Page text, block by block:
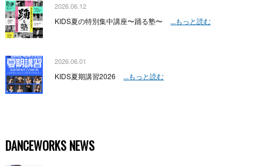
2026.06.12
KIDS夏の特別集中講座〜踊る塾〜 ...もっと読む
2026.06.01
KIDS夏期講習2026 ...もっと読む
DANCEWORKS NEWS